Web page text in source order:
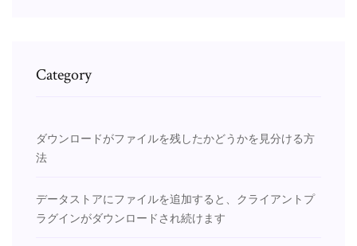
Category
ダウンロードがファイルを残したかどうかを見分ける方
法
データストアにファイルを追加すると、クライアントプ
ラグインがダウンロードされ続けます